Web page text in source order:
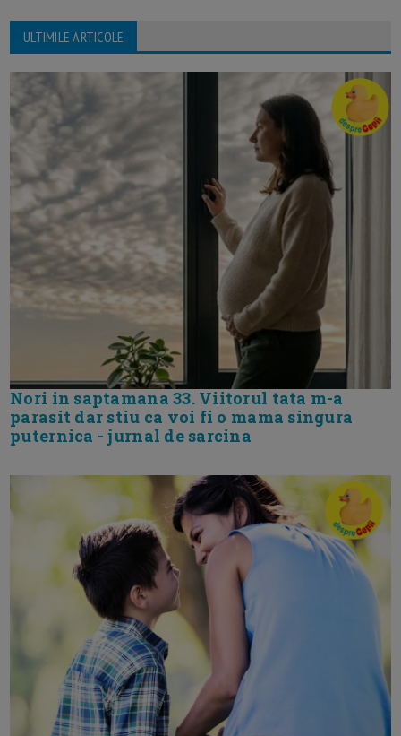
ULTIMILE ARTICOLE
Nori in saptamana 33. Viitorul tata m-a
parasit dar stiu ca voi fi o mama singura
puternica - jurnal de sarcina